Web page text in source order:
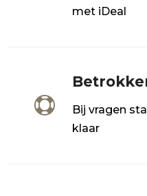
met iDeal

Bij vragen
klaar